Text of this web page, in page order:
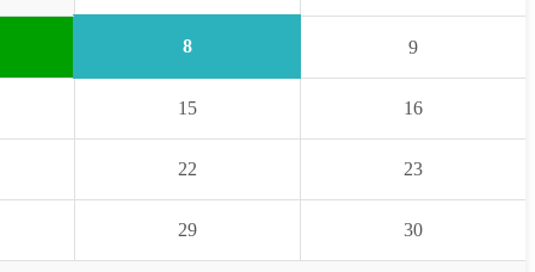
8 9
15 16
22 23
29 30